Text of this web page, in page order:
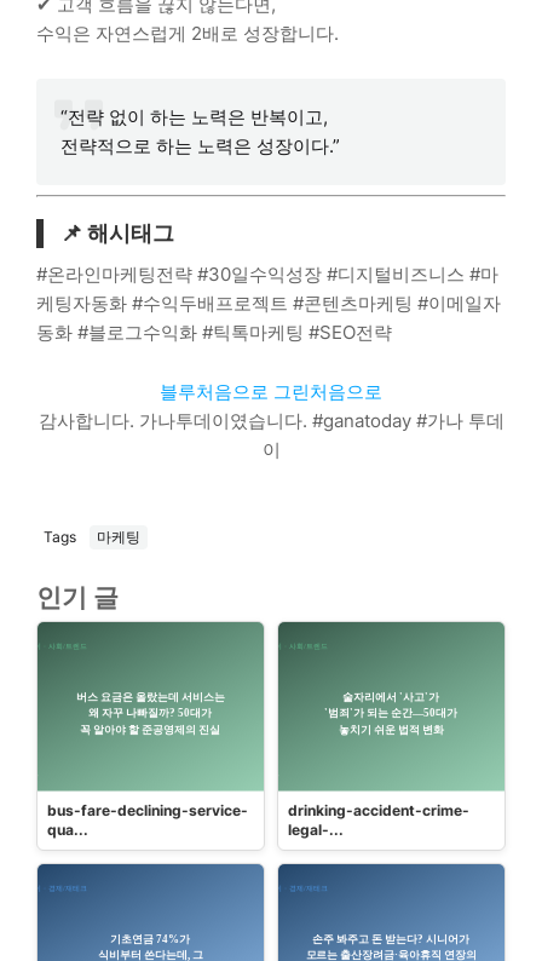
수익은 자연스럽게 2배로 성장합니다.
“전략 없이 하는 노력은 반복이고,
전략적으로 하는 노력은 성장이다.”
📌 해시태그
#온라인마케팅전략 #30일수익성장 #디지털비즈니스 #마
케팅자동화 #수익두배프로젝트 #콘텐츠마케팅 #이메일자
동화 #블로그수익화 #틱톡마케팅 #SEO전략
블루처음으로 그린처음으로
감사합니다. 가나투데이였습니다. #ganatoday #가나 투데
이
Tags 마케팅
인기 글
bus-fare-declining-service-
qua...
drinking-accident-crime-
legal-...